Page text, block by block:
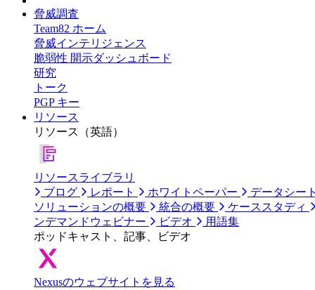
脅威調査
Team82 ホーム
脅威インテリジェンス
脆弱性 開示ダッシュボード
研究
トーク
PGP キー
リソース
リソース（英語）
リソースライブラリ
ブログ
レポート ホワイトペーパー
データシー
ソリューションの概要
統合の概要
ケーススタディ
ンデマンドウェビナー
ビデオ
用語集
ポッドキャスト、記事、ビデオ
Nexusのウェブサイトを見る